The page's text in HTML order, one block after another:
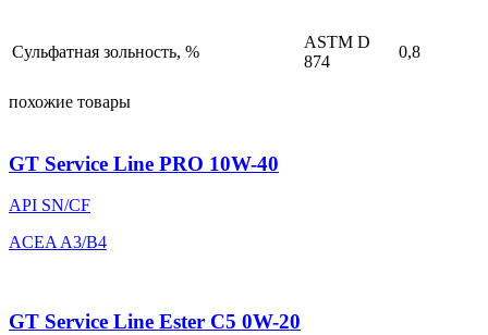
Сульфатная зольность, %
ASTM D
874
0,8
похожие товары
GT Service Line PRO 10W-40
API SN/CF
ACEA A3/B4
GT Service Line Ester C5 0W-20